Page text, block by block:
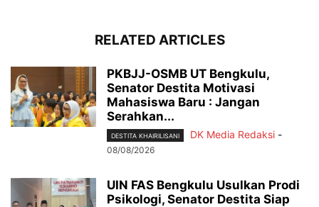
RELATED ARTICLES
PKBJJ-OSMB UT Bengkulu,
Senator Destita Motivasi
Mahasiswa Baru : Jangan
Serahkan...
DESTITA KHAIRILISANI DK Media Redaksi -
08/08/2026
UIN FAS Bengkulu Usulkan Prodi
Psikologi, Senator Destita Siap